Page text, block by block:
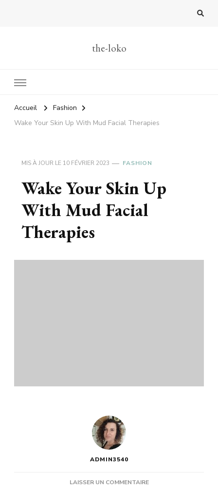
the-loko
Accueil
Fashion
Wake Your Skin Up With Mud Facial Therapies
MIS À JOUR LE 10 FÉVRIER 2023 FASHION
Wake Your Skin Up
With Mud Facial
Therapies
ADMIN3540
LAISSER UN COMMENTAIRESUR